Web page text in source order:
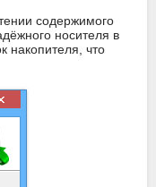
содержимого
носителя в
накопителя, что